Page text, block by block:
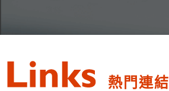
熱門連結